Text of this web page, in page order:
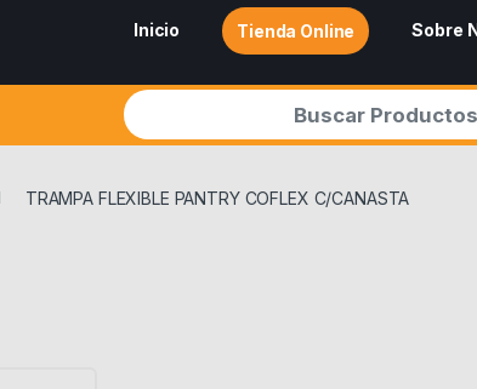
Inicio
Tienda Online Sobre
Search for:
TRAMPA FLEXIBLE PANTRY COFLEX C/CANASTA